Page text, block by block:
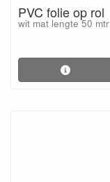
PVC folie op rol
wit mat lengte 50 mtr